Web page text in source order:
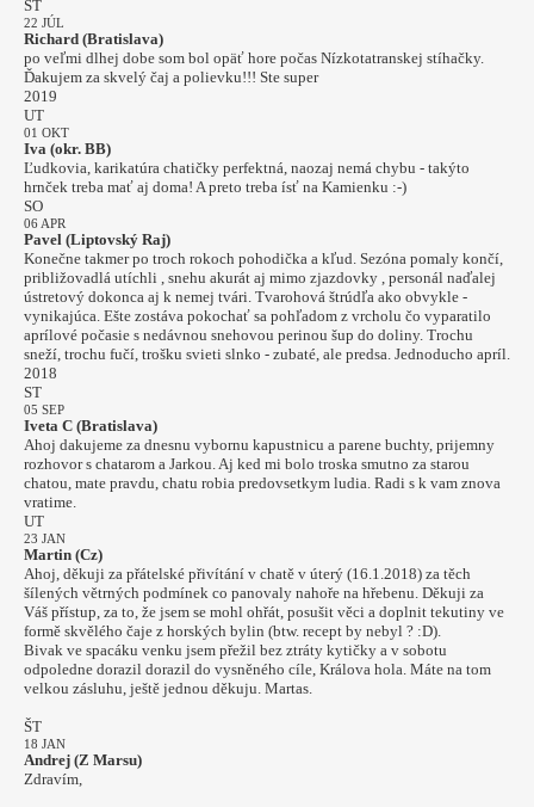
ST
22 JÚL
Richard (Bratislava)
po veľmi dlhej dobe som bol opäť hore počas Nízkotatranskej stíhačky.
Ďakujem za skvelý čaj a polievku!!! Ste super
2019
UT
01 OKT
Iva (okr. BB)
Ľudkovia, karikatúra chatičky perfektná, naozaj nemá chybu - takýto
hrnček treba mať aj doma! A preto treba ísť na Kamienku :-)
SO
06 APR
Pavel (Liptovský Raj)
Konečne takmer po troch rokoch pohodička a kľud. Sezóna pomaly končí,
približovadlá utíchli , snehu akurát aj mimo zjazdovky , personál naďalej
ústretový dokonca aj k nemej tvári. Tvarohová štrúdľa ako obvykle -
vynikajúca. Ešte zostáva pokochať sa pohľadom z vrcholu čo vyparatilo
aprílové počasie s nedávnou snehovou perinou šup do doliny. Trochu
sneží, trochu fučí, trošku svieti slnko - zubaté, ale predsa. Jednoducho apríl.
2018
ST
05 SEP
Iveta C (Bratislava)
Ahoj dakujeme za dnesnu vybornu kapustnicu a parene buchty, prijemny
rozhovor s chatarom a Jarkou. Aj ked mi bolo troska smutno za starou
chatou, mate pravdu, chatu robia predovsetkym ludia. Radi s k vam znova
vratime.
UT
23 JAN
Martin (Cz)
Ahoj, děkuji za přátelské přivítání v chatě v úterý (16.1.2018) za těch
šílených větrných podmínek co panovaly nahoře na hřebenu. Děkuji za
Váš přístup, za to, že jsem se mohl ohřát, posušit věci a doplnit tekutiny ve
formě skvělého čaje z horských bylin (btw. recept by nebyl ? :D).
Bivak ve spacáku venku jsem přežil bez ztráty kytičky a v sobotu
odpoledne dorazil dorazil do vysněného cíle, Králova hola. Máte na tom
velkou zásluhu, ještě jednou děkuju. Martas.
ŠT
18 JAN
Andrej (Z Marsu)
Zdravím,